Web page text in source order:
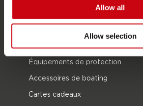
Allow all
Allow selection
Vêtements et chaussures
Équipements de protection
Accessoires de boating
Cartes cadeaux